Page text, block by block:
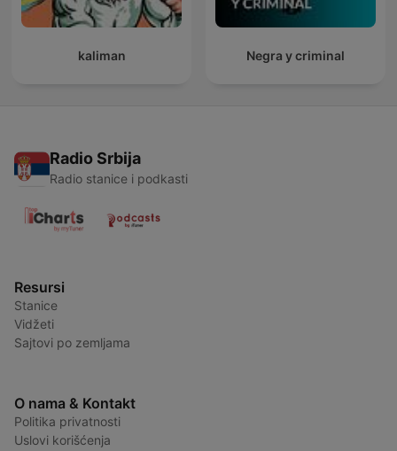
kaliman Negra y criminal
Radio Srbija
Radio stanice i podkasti
Resursi
Stanice
Vidžeti
Sajtovi po zemljama
O nama & Kontakt
Politika privatnosti
Uslovi korišćenja